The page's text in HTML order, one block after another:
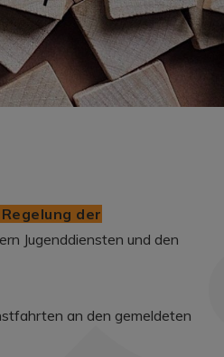
der
Jugenddiensten und den
an den gemeldeten